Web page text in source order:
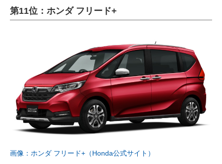
第11位：ホンダ フリード+
画像：ホンダ フリード+（Honda公式サイト）